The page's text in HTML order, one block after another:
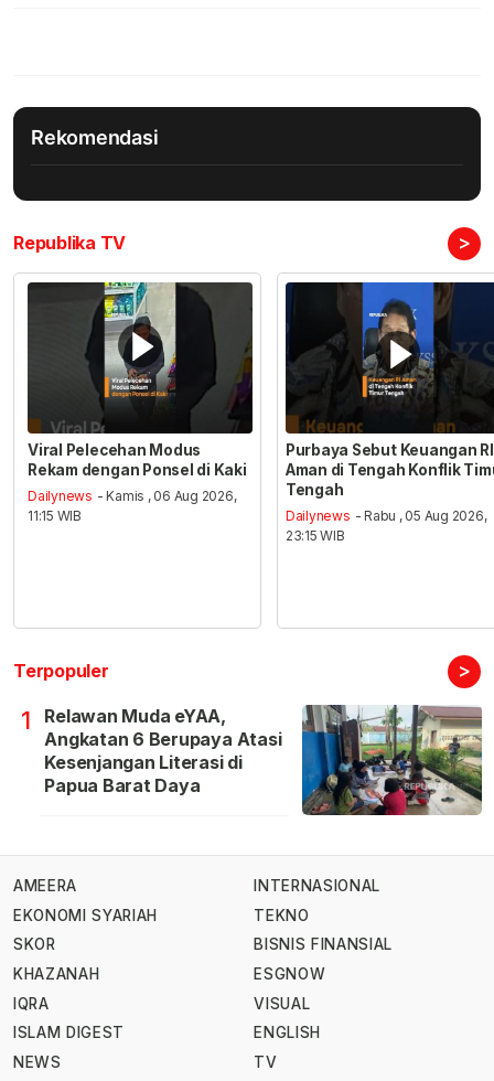
Rekomendasi
Republika TV >
Viral Pelecehan Modus
Rekam dengan Ponsel di Kaki
Dailynews - Kamis , 06 Aug 2026,
11:15 WIB
Purbaya Sebut Keuangan RI
Aman di Tengah Konflik
Tengah
Dailynews - Rabu , 05 Aug 2026,
23:15 WIB
Terpopuler >
1
Relawan Muda eYAA,
Angkatan 6 Berupaya Atasi
Kesenjangan Literasi di
Papua Barat Daya
AMEERA
EKONOMI SYARIAH
SKOR
KHAZANAH
IQRA
ISLAM DIGEST
NEWS
INTERNASIONAL
TEKNO
BISNIS FINANSIAL
ESGNOW
VISUAL
ENGLISH
TV